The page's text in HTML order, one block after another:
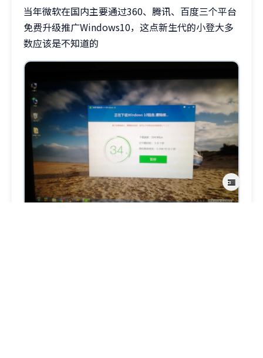
当年微软在国内主要通过360、腾讯、百度三个平台
免费升级推广Windows10，这点新生代的小登大多
数应该是不知道的